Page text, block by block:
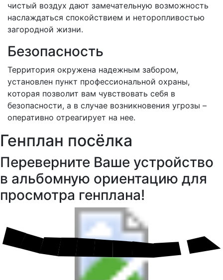
чистый воздух дают замечательную возможность
наслаждаться спокойствием и неторопливостью
загородной жизни.
Безопасность
Территория окружена надежным забором,
установлен пункт профессиональной охраны,
которая позволит вам чувствовать себя в
безопасности, а в случае возникновения угрозы –
оперативно отреагирует на нее.
Генплан посёлка
Переверните Ваше устройство
в альбомную ориентацию для
просмотра генплана!